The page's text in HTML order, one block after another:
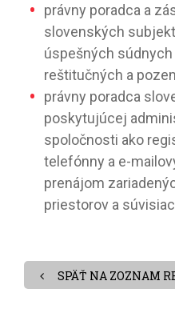
právny poradca a
slovenských
úspešných
reštitučných a
právny poradca
poskytujúcej
spoločnosti ako
telefónny a e-
prenájom
priestorov a
SPÄŤ NA ZOZNAM